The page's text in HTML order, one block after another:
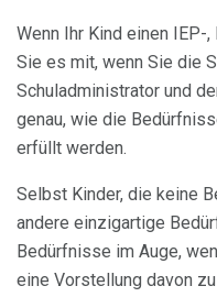
Wenn Ihr Kind einen IEP-
Sie es mit, wenn Sie die
Schuladministrator und
genau, wie die
erfüllt werden.
Selbst Kinder, die keine
andere einzigartige
Bedürfnisse im Auge,
eine Vorstellung davon